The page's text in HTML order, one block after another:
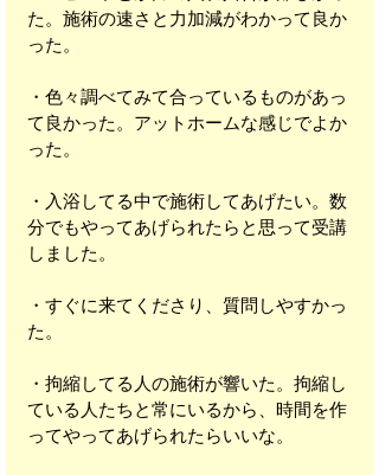
た。施術の速さと力加減がわかって良か
った。
・色々調べてみて合っているものがあっ
て良かった。アットホームな感じでよか
った。
・入浴してる中で施術してあげたい。数
分でもやってあげられたらと思って受講
しました。
・すぐに来てくださり、質問しやすかっ
た。
・拘縮してる人の施術が響いた。拘縮し
ている人たちと常にいるから、時間を作
ってやってあげられたらいいな。